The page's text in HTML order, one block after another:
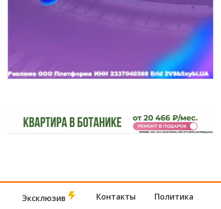
Эксклюзив Контакты Политика